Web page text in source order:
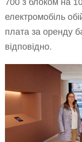
700 з блоком на
електромобіль
плата за оренду
відповідно.